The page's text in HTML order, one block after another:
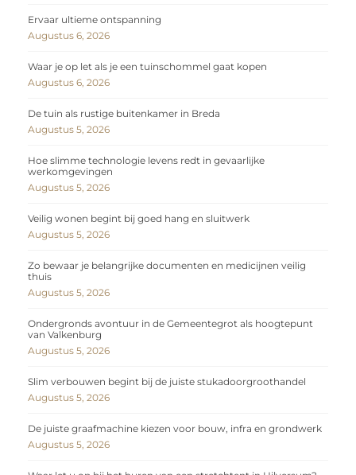
Ervaar ultieme ontspanning
Augustus 6, 2026
Waar je op let als je een tuinschommel gaat kopen
Augustus 6, 2026
De tuin als rustige buitenkamer in Breda
Augustus 5, 2026
Hoe slimme technologie levens redt in gevaarlijke
werkomgevingen
Augustus 5, 2026
Veilig wonen begint bij goed hang en sluitwerk
Augustus 5, 2026
Zo bewaar je belangrijke documenten en medicijnen veilig
thuis
Augustus 5, 2026
Ondergronds avontuur in de Gemeentegrot als hoogtepunt
van Valkenburg
Augustus 5, 2026
Slim verbouwen begint bij de juiste stukadoorgroothandel
Augustus 5, 2026
De juiste graafmachine kiezen voor bouw, infra en grondwerk
Augustus 5, 2026